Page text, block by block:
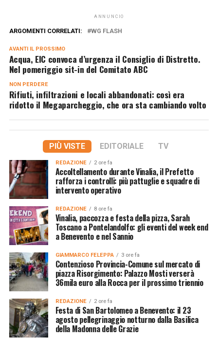
ANNUNCIO
ARGOMENTI CORRELATI: WG FLASH
AVANTI IL ​​PROSSIMO
Acqua, EIC convoca d’urgenza il Consiglio di Distretto.
Nel pomeriggio sit-in del Comitato ABC
NON PERDERE
Rifiuti, infiltrazioni e locali abbandonati: così era
ridotto il Megaparcheggio, che ora sta cambiando volto
PIÙ VISTE EDITORIALE TV
REDAZIONE 2 ore fa
Accoltellamento durante Vinalia, il Prefetto
rafforza i controlli: più pattuglie e squadre di
intervento operativo
REDAZIONE 8 ore fa
Vinalia, paccozza e festa della pizza, Sarah
Toscano a Pontelandolfo: gli eventi del week end
a Benevento e nel Sannio
GIAMMARCO FELEPPA 3 ore fa
Contenzioso Provincia-Comune sul mercato di
piazza Risorgimento: Palazzo Mosti verserà
36mila euro alla Rocca per il prossimo triennio
REDAZIONE 2 ore fa
Festa di San Bartolomeo a Benevento: il 23
agosto pellegrinaggio notturno dalla Basilica
della Madonna delle Grazie